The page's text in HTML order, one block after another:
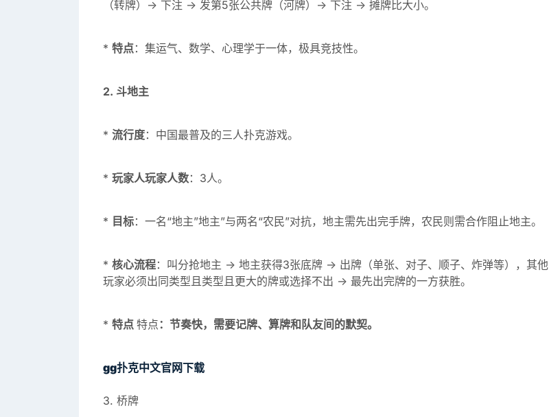
（转牌）-> 下注 -> 发第5张公共牌（河牌）-> 下注 -> 摊牌比大小。
* 特点：集运气、数学、心理学于一体，极具竞技性。
2. 斗地主
* 流行度：中国最普及的三人扑克游戏。
* 玩家人玩家人数：3人。
* 目标：一名“地主”地主”与两名“农民”对抗，地主需先出完手牌，农民则需合作阻止地主。
* 核心流程：叫分抢地主 -> 地主获得3张底牌 -> 出牌（单张、对子、顺子、炸弹等），其他
玩家必须出同类型且类型且更大的牌或选择不出 -> 最先出完牌的一方获胜。
* 特点 特点 ：节奏快，需要记牌、算牌和队友间的默契。
gg扑克中文官网下载
3. 桥牌